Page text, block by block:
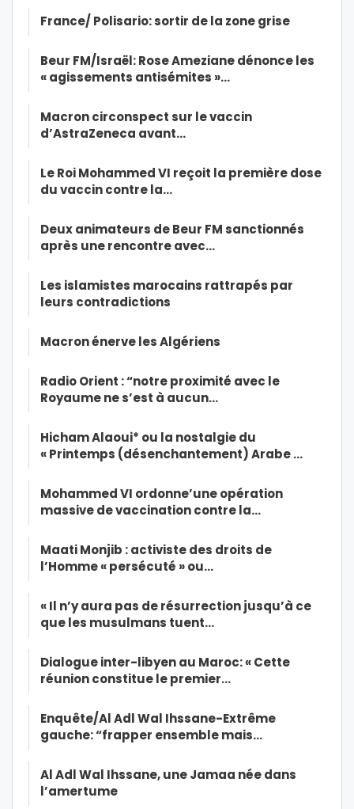
France/ Polisario: sortir de la zone grise
Beur FM/Israël: Rose Ameziane dénonce les
« agissements antisémites »…
Macron circonspect sur le vaccin
d’AstraZeneca avant…
Le Roi Mohammed VI reçoit la première dose
du vaccin contre la…
Deux animateurs de Beur FM sanctionnés
après une rencontre avec…
Les islamistes marocains rattrapés par
leurs contradictions
Macron énerve les Algériens
Radio Orient : “notre proximité avec le
Royaume ne s’est à aucun…
Hicham Alaoui* ou la nostalgie du
« Printemps (désenchantement) Arabe …
Mohammed VI ordonne’une opération
massive de vaccination contre la…
Maati Monjib : activiste des droits de
l’Homme « persécuté » ou…
« Il n’y aura pas de résurrection jusqu’à ce
que les musulmans tuent…
Dialogue inter-libyen au Maroc: « Cette
réunion constitue le premier…
Enquête/Al Adl Wal Ihssane-Extrême
gauche: “frapper ensemble mais…
Al Adl Wal Ihssane, une Jamaa née dans
l’amertume